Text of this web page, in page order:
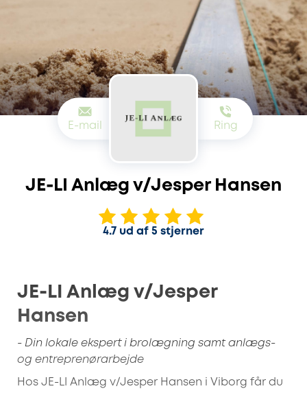
E-mail Ring
JE-LI Anlæg v/Jesper Hansen
4.7 ud af 5 stjerner
JE-LI Anlæg v/Jesper
Hansen
- Din lokale ekspert i brolægning samt anlægs-
og entreprenørarbejde
Hos JE-LI Anlæg v/Jesper Hansen i Viborg får du